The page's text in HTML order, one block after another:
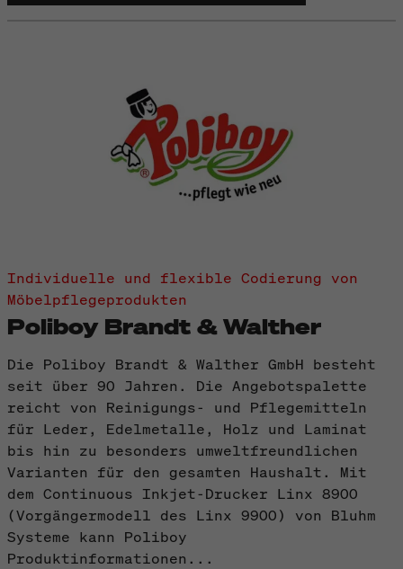
Individuelle und flexible Codierung von
Möbelpflegeprodukten
Poliboy Brandt & Walther
Die Poliboy Brandt & Walther GmbH besteht
seit über 90 Jahren. Die Angebotspalette
reicht von Reinigungs- und Pflegemitteln
für Leder, Edelmetalle, Holz und Laminat
bis hin zu besonders umweltfreundlichen
Varianten für den gesamten Haushalt. Mit
dem Continuous Inkjet-Drucker Linx 8900
(Vorgängermodell des Linx 9900) von Bluhm
Systeme kann Poliboy
Produktinformationen...